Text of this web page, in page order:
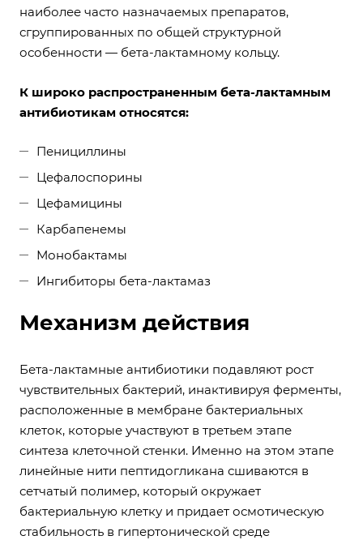
наиболее часто назначаемых препаратов,
сгруппированных по общей структурной
особенности — бета-лактамному кольцу.
К широко распространенным бета-лактамным
антибиотикам относятся:
Пенициллины
Цефалоспорины
Цефамицины
Карбапенемы
Монобактамы
Ингибиторы бета-лактамаз
Механизм действия
Бета-лактамные антибиотики подавляют рост
чувствительных бактерий, инактивируя ферменты,
расположенные в мембране бактериальных
клеток, которые участвуют в третьем этапе
синтеза клеточной стенки. Именно на этом этапе
линейные нити пептидогликана сшиваются в
сетчатый полимер, который окружает
бактериальную клетку и придает осмотическую
стабильность в гипертонической среде